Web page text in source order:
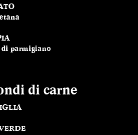
di parmigiano
di carne